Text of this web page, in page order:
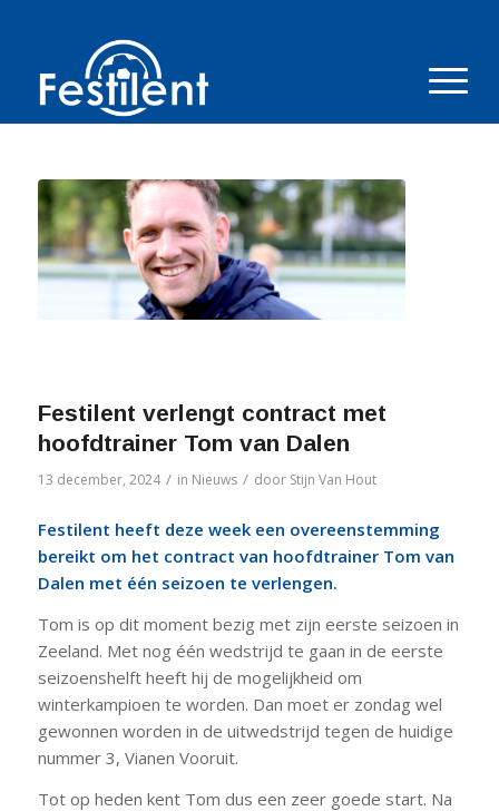
Festilent verlengt contract met
hoofdtrainer Tom van Dalen
13 december, 2024 / in Nieuws / door Stijn Van Hout
Festilent heeft deze week een overeenstemming
bereikt om het contract van hoofdtrainer Tom van
Dalen met één seizoen te verlengen.
Tom is op dit moment bezig met zijn eerste seizoen in
Zeeland. Met nog één wedstrijd te gaan in de eerste
seizoenshelft heeft hij de mogelijkheid om
winterkampioen te worden. Dan moet er zondag wel
gewonnen worden in de uitwedstrijd tegen de huidige
nummer 3, Vianen Vooruit.
Tot op heden kent Tom dus een zeer goede start. Na